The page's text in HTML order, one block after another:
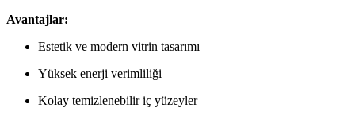
Avantajlar:
Estetik ve modern vitrin tasarımı
Yüksek enerji verimliliği
Kolay temizlenebilir iç yüzeyler